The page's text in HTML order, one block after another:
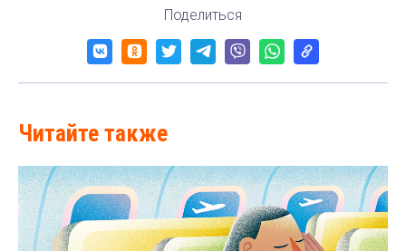
Поделиться
Читайте также